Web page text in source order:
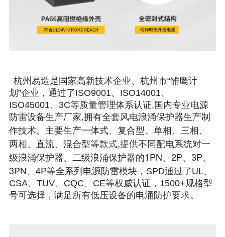
杭州易造是国家高新技术企业、杭州市“雏鹰计
划”企业，通过了ISO9001、ISO14001、
ISO45001、3C等质量管理体系认证,国内专业电源
防雷设备生产厂家,拥有全套风电浪涌保护器生产制
作技术。主要生产一体式、复合型、单相、三相、
两相、直流、混合型等款式,提供不同配电系统对一
级浪涌保护器、二级浪涌保护器的1PN、2P、3P、
3PN、4P等全系列电源防雷模块，SPD通过了UL、
CSA、TUV、CQC、CE等权威认证，1500+规格型
号可选择，满足所有低压设备的电涌防护要求。